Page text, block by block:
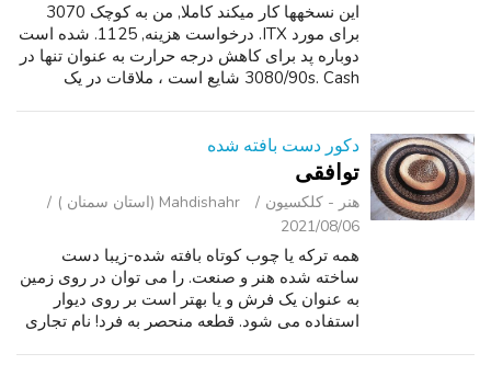
این نسخهها کار میکند کاملا, من به کوچک 3070
برای مورد ITX. درخواست هزینه, 1125. شده است
دوباره پد برای کاهش درجه حرارت به عنوان تنها در
3080/90s. Cash شایع است ، ملاقات در یک
دکور دست بافته شده
توافقی
هنر - کلکسیون
Mahdishahr (استان سمنان )
2021/08/06
همه ترکه یا چوب کوتاه بافته شده-زیبا دست
ساخته شده هنر و صنعت. را می توان در روی زمین
به عنوان یک فرش و یا بهتر است بر روی دیوار
استفاده می شود. قطعه منحصر به فرد! نام تجاری